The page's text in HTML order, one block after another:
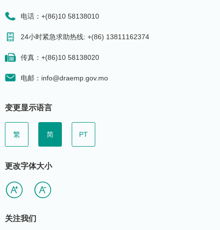
电话：+(86)10 58138010
24小时紧急求助热线: +(86) 13811162374
传真：+(86)10 58138020
电邮：info@draemp.gov.mo
变更显示语言
繁 简 PT
更改字体大小
关注我们